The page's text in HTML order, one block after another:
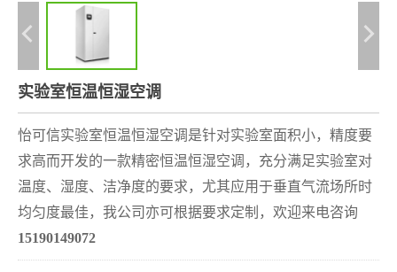
实验室恒温恒湿空调
怡可信实验室恒温恒湿空调是针对实验室面积小，精度要
求高而开发的一款精密恒温恒湿空调，充分满足实验室对
温度、湿度、洁净度的要求，尤其应用于垂直气流场所时
均匀度最佳，我公司亦可根据要求定制， 欢迎来电咨询
15190149072